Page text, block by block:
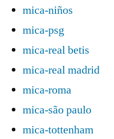
mica-niños
mica-psg
mica-real betis
mica-real madrid
mica-roma
mica-são paulo
mica-tottenham